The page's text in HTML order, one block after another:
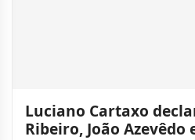
Luciano Cartaxo
Ribeiro, João Azevêdo